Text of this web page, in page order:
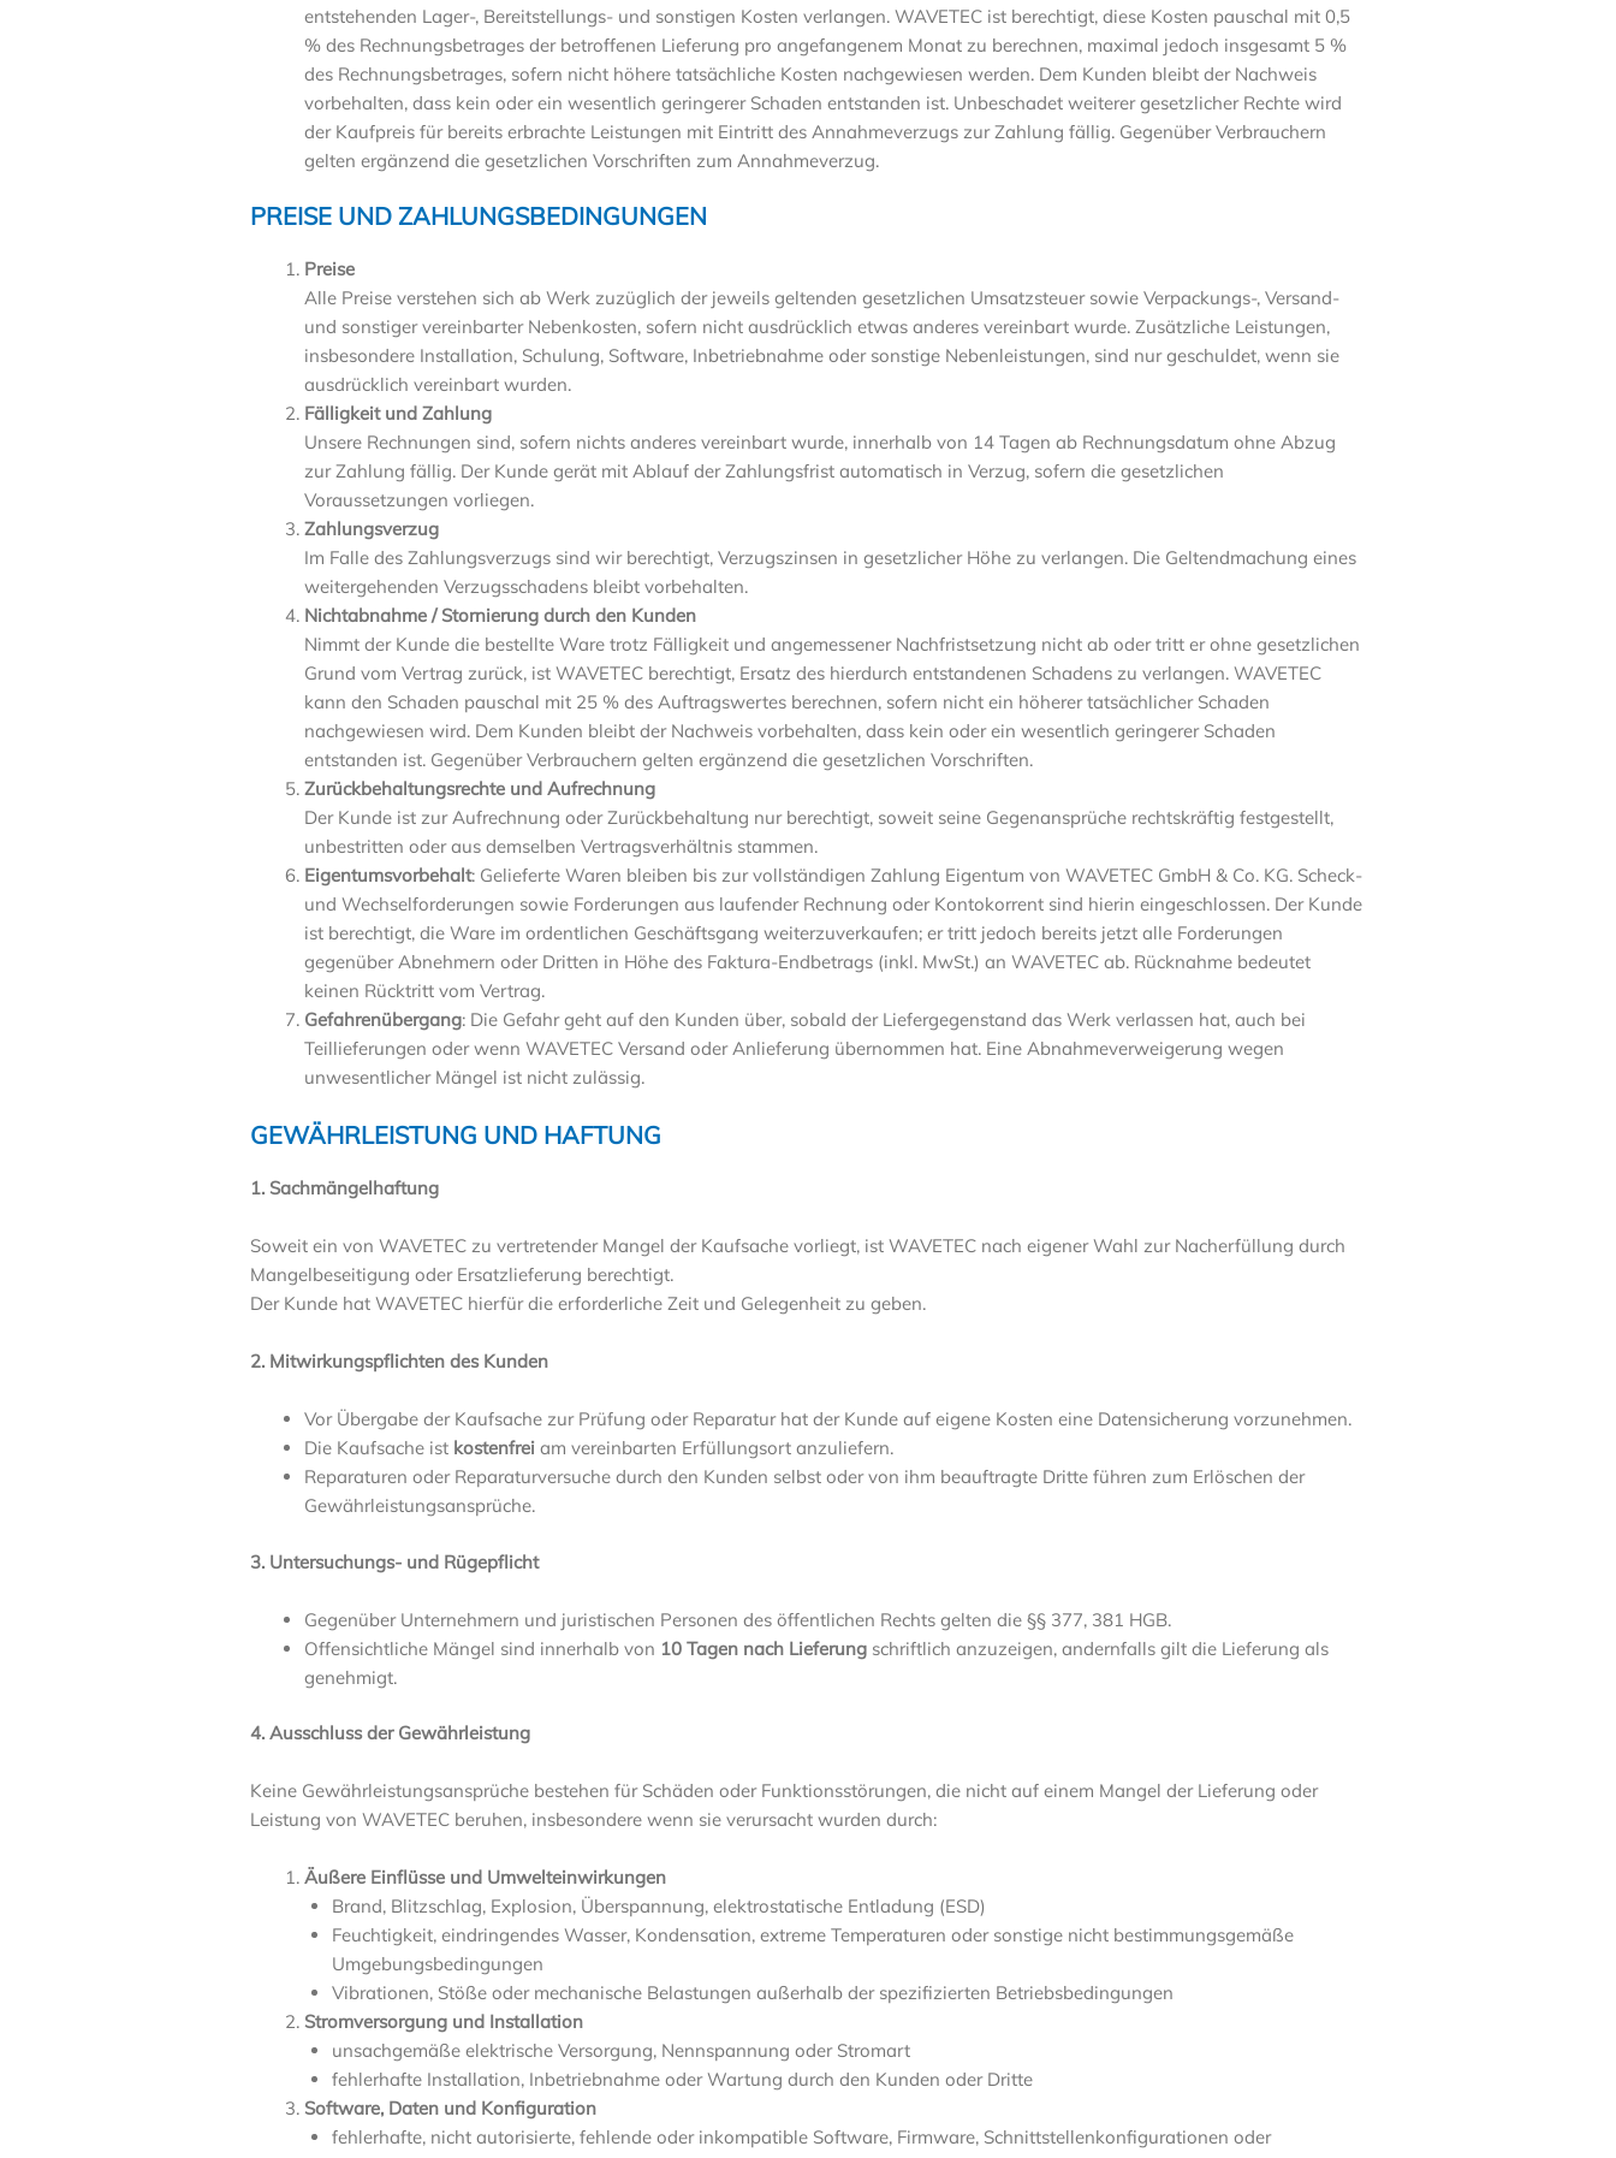
entstehenden Lager-, Bereitstellungs- und sonstigen Kosten verlangen. WAVETEC ist berechtigt, diese Kosten pauschal mit 0,5
% des Rechnungsbetrages der betroffenen Lieferung pro angefangenem Monat zu berechnen, maximal jedoch insgesamt 5 %
des Rechnungsbetrages, sofern nicht höhere tatsächliche Kosten nachgewiesen werden. Dem Kunden bleibt der Nachweis
vorbehalten, dass kein oder ein wesentlich geringerer Schaden entstanden ist. Unbeschadet weiterer gesetzlicher Rechte wird
der Kaufpreis für bereits erbrachte Leistungen mit Eintritt des Annahmeverzugs zur Zahlung fällig. Gegenüber Verbrauchern
gelten ergänzend die gesetzlichen Vorschriften zum Annahmeverzug.
PREISE UND ZAHLUNGSBEDINGUNGEN
Preise
Alle Preise verstehen sich ab Werk zuzüglich der jeweils geltenden gesetzlichen Umsatzsteuer sowie Verpackungs-, Versand-
und sonstiger vereinbarter Nebenkosten, sofern nicht ausdrücklich etwas anderes vereinbart wurde. Zusätzliche Leistungen,
insbesondere Installation, Schulung, Software, Inbetriebnahme oder sonstige Nebenleistungen, sind nur geschuldet, wenn sie
ausdrücklich vereinbart wurden.
Fälligkeit und Zahlung
Unsere Rechnungen sind, sofern nichts anderes vereinbart wurde, innerhalb von 14 Tagen ab Rechnungsdatum ohne Abzug
zur Zahlung fällig. Der Kunde gerät mit Ablauf der Zahlungsfrist automatisch in Verzug, sofern die gesetzlichen
Voraussetzungen vorliegen.
Zahlungsverzug
Im Falle des Zahlungsverzugs sind wir berechtigt, Verzugszinsen in gesetzlicher Höhe zu verlangen. Die Geltendmachung eines
weitergehenden Verzugsschadens bleibt vorbehalten.
Nichtabnahme / Stornierung durch den Kunden
Nimmt der Kunde die bestellte Ware trotz Fälligkeit und angemessener Nachfristsetzung nicht ab oder tritt er ohne gesetzlichen
Grund vom Vertrag zurück, ist WAVETEC berechtigt, Ersatz des hierdurch entstandenen Schadens zu verlangen. WAVETEC
kann den Schaden pauschal mit 25 % des Auftragswertes berechnen, sofern nicht ein höherer tatsächlicher Schaden
nachgewiesen wird. Dem Kunden bleibt der Nachweis vorbehalten, dass kein oder ein wesentlich geringerer Schaden
entstanden ist. Gegenüber Verbrauchern gelten ergänzend die gesetzlichen Vorschriften.
Zurückbehaltungsrechte und Aufrechnung
Der Kunde ist zur Aufrechnung oder Zurückbehaltung nur berechtigt, soweit seine Gegenansprüche rechtskräftig festgestellt,
unbestritten oder aus demselben Vertragsverhältnis stammen.
Eigentumsvorbehalt: Gelieferte Waren bleiben bis zur vollständigen Zahlung Eigentum von WAVETEC GmbH & Co. KG. Scheck-
und Wechselforderungen sowie Forderungen aus laufender Rechnung oder Kontokorrent sind hierin eingeschlossen. Der Kunde
ist berechtigt, die Ware im ordentlichen Geschäftsgang weiterzuverkaufen; er tritt jedoch bereits jetzt alle Forderungen
gegenüber Abnehmern oder Dritten in Höhe des Faktura-Endbetrags (inkl. MwSt.) an WAVETEC ab. Rücknahme bedeutet
keinen Rücktritt vom Vertrag.
Gefahrenübergang: Die Gefahr geht auf den Kunden über, sobald der Liefergegenstand das Werk verlassen hat, auch bei
Teillieferungen oder wenn WAVETEC Versand oder Anlieferung übernommen hat. Eine Abnahmeverweigerung wegen
unwesentlicher Mängel ist nicht zulässig.
GEWÄHRLEISTUNG UND HAFTUNG
1. Sachmängelhaftung
Soweit ein von WAVETEC zu vertretender Mangel der Kaufsache vorliegt, ist WAVETEC nach eigener Wahl zur Nacherfüllung durch
Mangelbeseitigung oder Ersatzlieferung berechtigt.
Der Kunde hat WAVETEC hierfür die erforderliche Zeit und Gelegenheit zu geben.
2. Mitwirkungspflichten des Kunden
Vor Übergabe der Kaufsache zur Prüfung oder Reparatur hat der Kunde auf eigene Kosten eine Datensicherung vorzunehmen.
Die Kaufsache ist kostenfrei am vereinbarten Erfüllungsort anzuliefern.
Reparaturen oder Reparaturversuche durch den Kunden selbst oder von ihm beauftragte Dritte führen zum Erlöschen der
Gewährleistungsansprüche.
3. Untersuchungs- und Rügepflicht
Gegenüber Unternehmern und juristischen Personen des öffentlichen Rechts gelten die §§ 377, 381 HGB.
Offensichtliche Mängel sind innerhalb von 10 Tagen nach Lieferung schriftlich anzuzeigen, andernfalls gilt die Lieferung als
genehmigt.
4. Ausschluss der Gewährleistung
Keine Gewährleistungsansprüche bestehen für Schäden oder Funktionsstörungen, die nicht auf einem Mangel der Lieferung oder
Leistung von WAVETEC beruhen, insbesondere wenn sie verursacht wurden durch:
Äußere Einflüsse und Umwelteinwirkungen
Brand, Blitzschlag, Explosion, Überspannung, elektrostatische Entladung (ESD)
Feuchtigkeit, eindringendes Wasser, Kondensation, extreme Temperaturen oder sonstige nicht bestimmungsgemäße
Umgebungsbedingungen
Vibrationen, Stöße oder mechanische Belastungen außerhalb der spezifizierten Betriebsbedingungen
Stromversorgung und Installation
unsachgemäße elektrische Versorgung, Nennspannung oder Stromart
fehlerhafte Installation, Inbetriebnahme oder Wartung durch den Kunden oder Dritte
Software, Daten und Konfiguration
fehlerhafte, nicht autorisierte, fehlende oder inkompatible Software, Firmware, Schnittstellenkonfigurationen oder